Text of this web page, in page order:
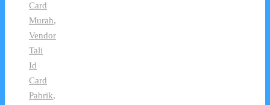
Card
Murah,
Vendor
Tali
Id
Card
Pabrik,